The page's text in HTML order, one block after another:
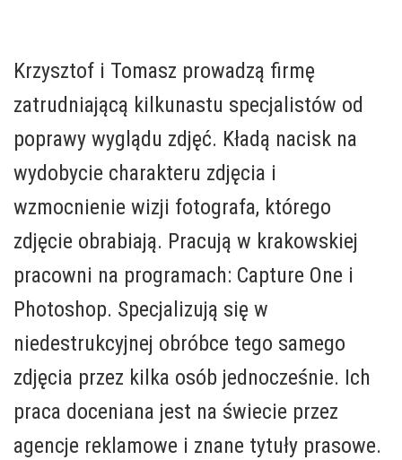
Krzysztof i Tomasz prowadzą firmę
zatrudniającą kilkunastu specjalistów od
poprawy wyglądu zdjęć. Kładą nacisk na
wydobycie charakteru zdjęcia i
wzmocnienie wizji fotografa, którego
zdjęcie obrabiają. Pracują w krakowskiej
pracowni na programach: Capture One i
Photoshop. Specjalizują się w
niedestrukcyjnej obróbce tego samego
zdjęcia przez kilka osób jednocześnie. Ich
praca doceniana jest na świecie przez
agencje reklamowe i znane tytuły prasowe.